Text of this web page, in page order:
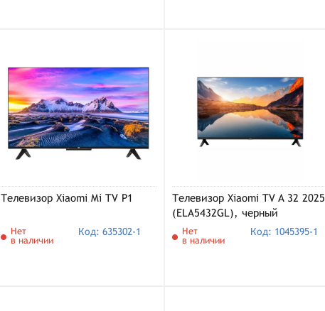
Телевизор Xiaomi Mi TV P1
Нет
в наличии
Код: 635302-1
Телевизор Xiaomi TV A 32 2025
(ELA5432GL), черный
Нет
в наличии
Код: 1045395-1